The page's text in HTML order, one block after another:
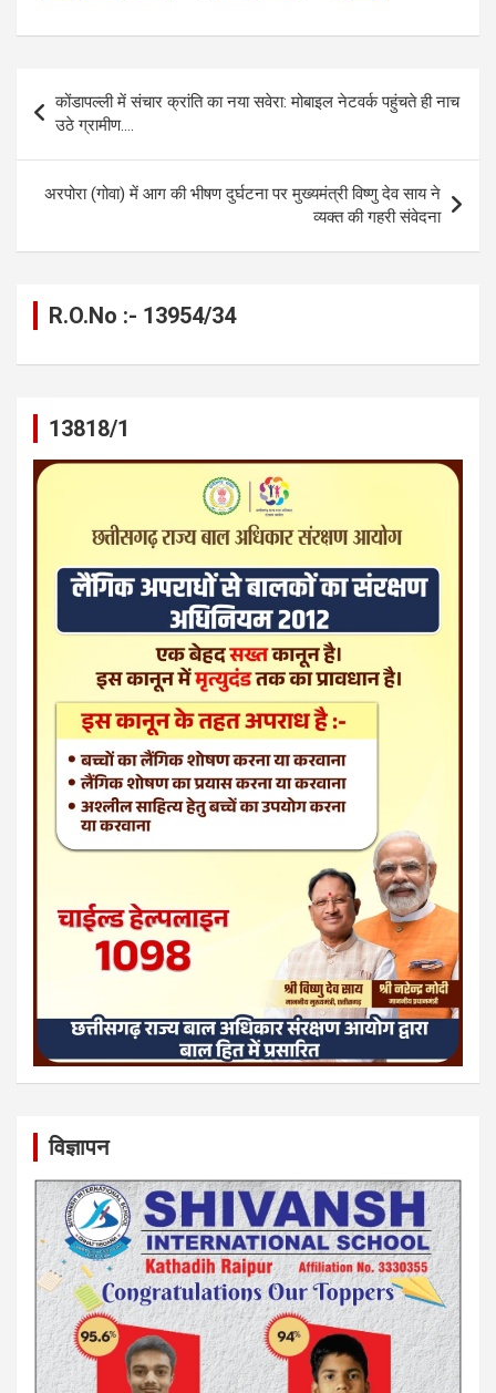
ce
o
o
k
se
n
g
er
at
A
p
p
e
gr
a
m
ail py
Li
n
k
ar
e
Post
navigation
कोंडापल्ली में संचार क्रांति का नया सवेरा: मोबाइल नेटवर्क पहुंचते ही नाच
उठे ग्रामीण….
अरपोरा (गोवा) में आग की भीषण दुर्घटना पर मुख्यमंत्री विष्णु देव साय ने
व्यक्त की गहरी संवेदना
R.O.No :- 13954/34
13818/1
विज्ञापन